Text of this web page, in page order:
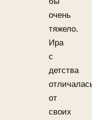
очень
тяжело.
Ира
с
детства
от
своих